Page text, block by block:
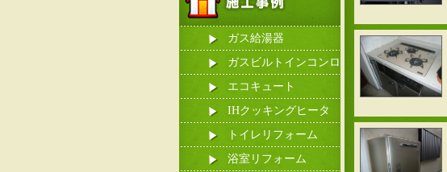
ガス給湯器
ガスビルトインコンロ
エコキュート
IHクッキングヒータ
ー
トイレリフォーム
浴室リフォーム